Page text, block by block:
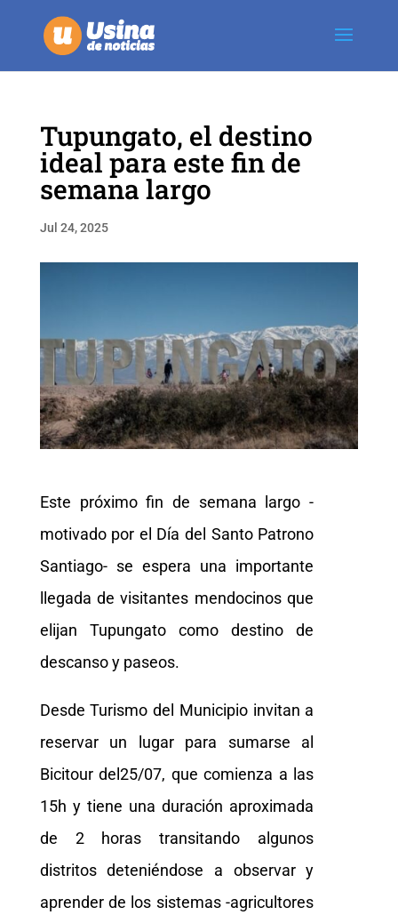
Tupungato, el destino
ideal para este fin de
semana largo
Jul 24, 2025
Este próximo fin de semana largo -
motivado por el Día del Santo Patrono
Santiago- se espera una importante
llegada de visitantes mendocinos que
elijan Tupungato como destino de
descanso y paseos.
Desde Turismo del Municipio invitan a
reservar un lugar para sumarse al
Bicitour del25/07, que comienza a las
15h y tiene una duración aproximada
de 2 horas transitando algunos
distritos deteniéndose a observar y
aprender de los sistemas -agricultores